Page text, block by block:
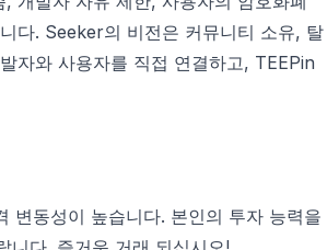
다. Seeker의 비전은 커뮤니티 소유, 탈
자와 사용자를 직접 연결하고, TEEPin
변동성이 높습니다. 본인의 투자 능력을